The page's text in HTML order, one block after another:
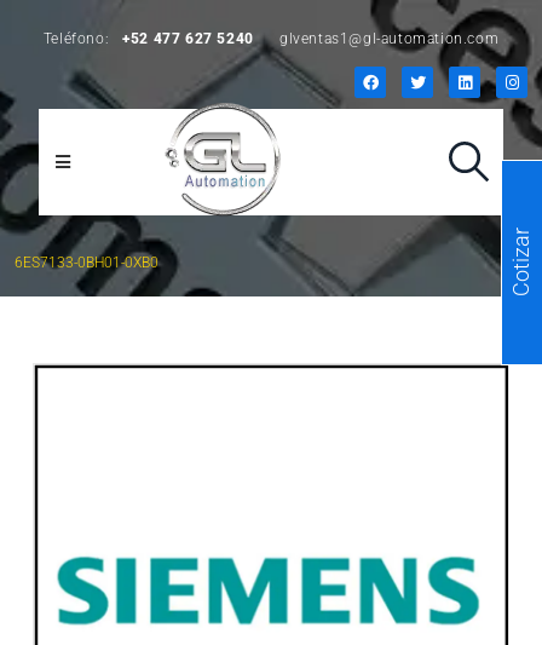
Teléfono: +52 477 627 5240 glventas1@gl-automation.com
6ES7133-0BH01-0XB0 Cotizar